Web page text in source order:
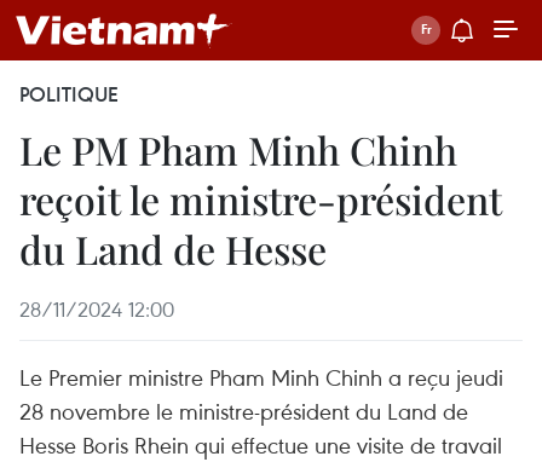
POLITIQUE
Le PM Pham Minh Chinh
reçoit le ministre-président
du Land de Hesse
28/11/2024 12:00
Le Premier ministre Pham Minh Chinh a reçu jeudi
28 novembre le ministre-président du Land de
Hesse Boris Rhein qui effectue une visite de travail